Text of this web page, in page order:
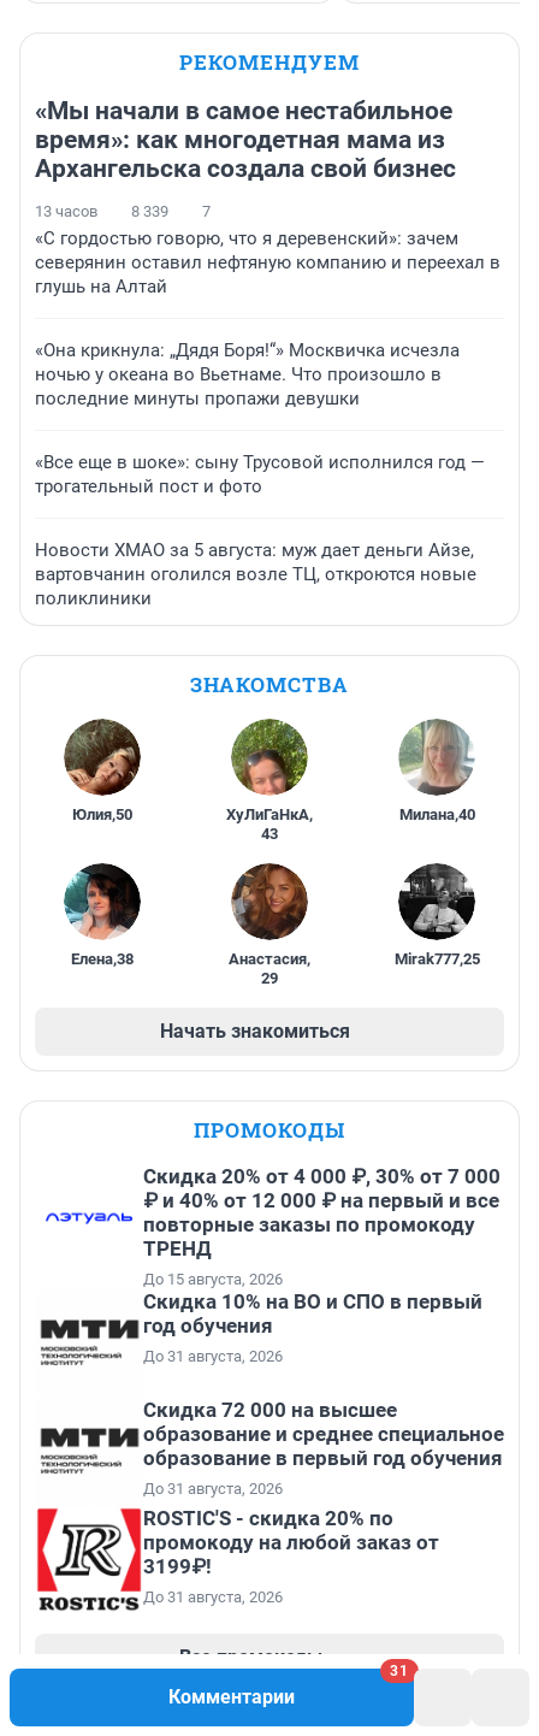
Комментарии
31
РЕКОМЕНДУЕМ
«Мы начали в самое нестабильное
время»: как многодетная мама из
Архангельска создала свой бизнес
13 часов 8 339 7
«С гордостью говорю, что я деревенский»: зачем
северянин оставил нефтяную компанию и переехал в
глушь на Алтай
«Она крикнула: „Дядя Боря!“» Москвичка исчезла
ночью у океана во Вьетнаме. Что произошло в
последние минуты пропажи девушки
«Все еще в шоке»: сыну Трусовой исполнился год —
трогательный пост и фото
Новости ХМАО за 5 августа: муж дает деньги Айзе,
вартовчанин оголился возле ТЦ, откроются новые
поликлиники
ЗНАКОМСТВА
Юлия,50 ХуЛиГаНкА,
43
Милана,40
Елена,38 Анастасия,
29
Mirak777,25
Начать знакомиться
ПРОМОКОДЫ
Скидка 20% от 4 000 ₽, 30% от 7 000
₽ и 40% от 12 000 ₽ на первый и все
повторные заказы по промокоду
ТРЕНД
До 15 августа, 2026
Скидка 10% на ВО и СПО в первый
год обучения
До 31 августа, 2026
Скидка 72 000 на высшее
образование и среднее специальное
образование в первый год обучения
До 31 августа, 2026
ROSTIC'S - скидка 20% по
промокоду на любой заказ от
3199₽!
До 31 августа, 2026
Все промокоды